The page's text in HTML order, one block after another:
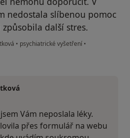
nedostala slíbenou pomoc
další stres.
• psychiatrické vyšetření •
Vám neposlala léky.
přes formulář na webu